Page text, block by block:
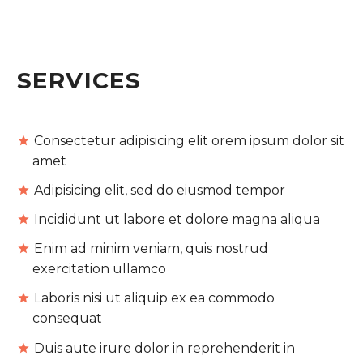
SERVICES
Consectetur adipisicing elit orem ipsum dolor sit
amet
Adipisicing elit, sed do eiusmod tempor
Incididunt ut labore et dolore magna aliqua
Enim ad minim veniam, quis nostrud
exercitation ullamco
Laboris nisi ut aliquip ex ea commodo
consequat
Duis aute irure dolor in reprehenderit in